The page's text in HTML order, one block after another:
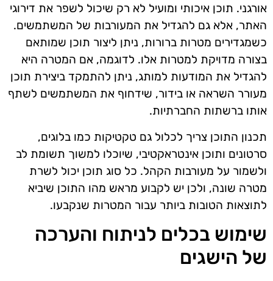
אורגני. תוכן איכותי ומועיל לא רק שיכול לשפר את דירוגי
האתר, אלא גם להגדיל את המעורבות של המשתמשים.
כשמגדירים מטרות ברורות, ניתן ליצור תוכן שמותאם
בצורה מדויקת למטרות אלו. לדוגמה, אם המטרה היא
להגדיל את המודעות למותג, ניתן להתמקד ביצירת תוכן
מעורר השראה או בידור, שידחוף את המשתמשים לשתף
אותו ברשתות החברתיות.
תכנון התוכן צריך לכלול גם טקטיקות כמו בלוגים,
סרטונים ותוכן אינטראקטיבי, שיוכלו למשוך תשומת לב
ולשמור על מעורבות הקהל. כל סוג תוכן יכול לשרת
מטרה שונה, ולכן יש לקבוע מראש מהו התוכן שיביא
לתוצאות הטובות ביותר עבור המטרות שנקבעו.
שימוש בכלים לניתוח והערכה
של הישגים